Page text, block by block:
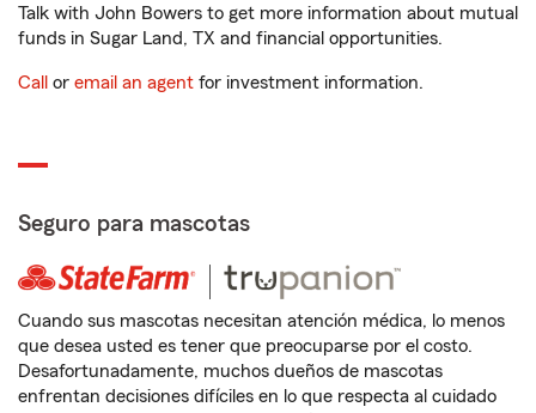
Talk with John Bowers to get more information about mutual
funds in Sugar Land, TX and financial opportunities.
Call or email an agent for investment information.
Seguro para mascotas
Cuando sus mascotas necesitan atención médica, lo menos
que desea usted es tener que preocuparse por el costo.
Desafortunadamente, muchos dueños de mascotas
enfrentan decisiones difíciles en lo que respecta al cuidado